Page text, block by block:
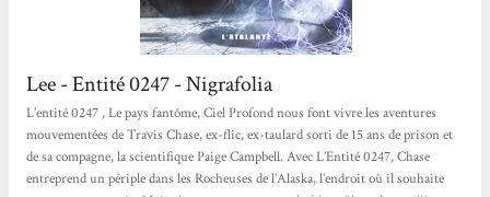
Lee - Entité 0247 - Nigrafolia
L’entité 0247 , Le pays fantôme, Ciel Profond nous font vivre les aventures
mouvementées de Travis Chase, ex-flic, ex-taulard sorti de 15 ans de prison et
de sa compagne, la scientifique Paige Campbell. Avec L’Entité 0247, Chase
entreprend un périple dans les Rocheuses de l’Alaska, l’endroit où il souhaite